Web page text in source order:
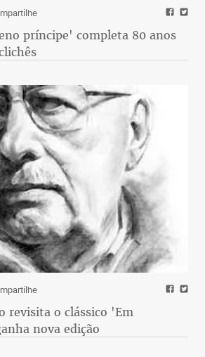
príncipe' completa 80 anos
revisita o clássico 'Em
nova edição